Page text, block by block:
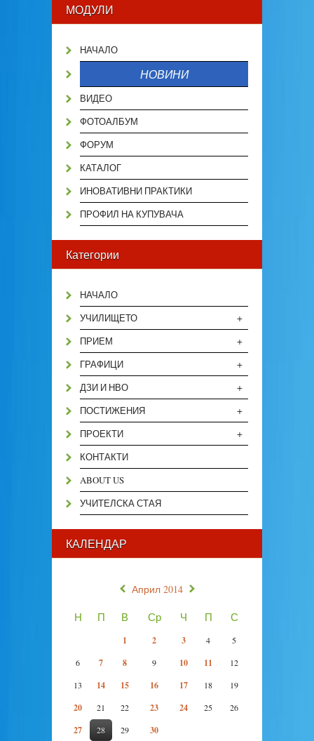
МОДУЛИ
НАЧАЛО
НОВИНИ
ВИДЕО
ФОТОАЛБУМ
ФОРУМ
КАТАЛОГ
ИНОВАТИВНИ ПРАКТИКИ
ПРОФИЛ НА КУПУВАЧА
Категории
НАЧАЛО
+
УЧИЛИЩЕТО
+
ПРИЕМ
+
ГРАФИЦИ
+
ДЗИ И НВО
+
ПОСТИЖЕНИЯ
+
ПРОЕКТИ
КОНТАКТИ
ABOUT US
УЧИТЕЛСКА СТАЯ
КАЛЕНДАР
« Април 2014 »
Н П В Ср Ч П С
1 2 3 4
5
6
7 8 9 10 11
12
13
14 15 16 17 18 19
20 21 22 23 24 25 26
27 28 29 30